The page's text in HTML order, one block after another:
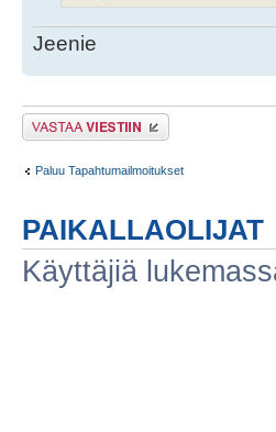
Jeenie
Lähetä vastaus
Paluu Tapahtumailmoitukset
PAIKALLAOLIJAT
Käyttäjiä